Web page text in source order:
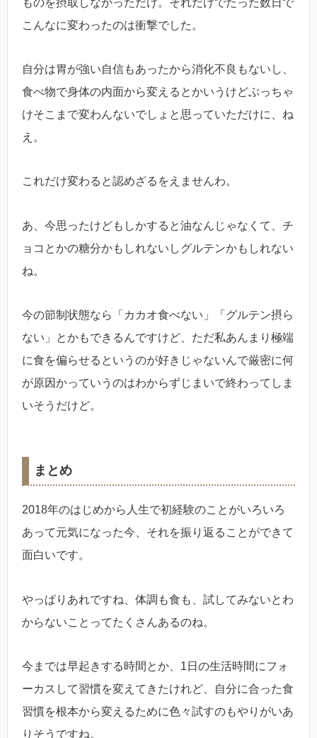
こんなに変わったのは衝撃でした。
自分は胃が強い自信もあったから消化不良もないし、
食べ物で身体の内面から変えるとかいうけどぶっちゃ
けそこまで変わんないでしょと思っていただけに、ね
え。
これだけ変わると認めざるをえませんわ。
あ、今思ったけどもしかすると油なんじゃなくて、チ
ョコとかの糖分かもしれないしグルテンかもしれない
ね。
今の節制状態なら「カカオ食べない」「グルテン摂ら
ない」とかもできるんですけど、ただ私あんまり極端
に食を偏らせるというのが好きじゃないんで厳密に何
が原因かっていうのはわからずじまいで終わってしま
いそうだけど。
まとめ
2018年のはじめから人生で初経験のことがいろいろ
あって元気になった今、それを振り返ることができて
面白いです。
やっぱりあれですね、体調も食も、試してみないとわ
からないことってたくさんあるのね。
今までは早起きする時間とか、1日の生活時間にフォ
ーカスして習慣を変えてきたけれど、自分に合った食
習慣を根本から変えるために色々試すのもやりがいあ
りそうですね。